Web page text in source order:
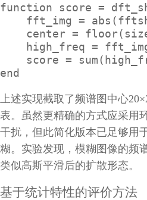
function score =
fft_img =
center =
high_freq =
score =
end
上述实现截取了频谱图中心
表。虽然更精确的方式应采用
干扰，但此简化版本已足够用
糊。实验发现，模糊图像的频
类似高斯平滑后的扩散形态。
基于统计特性的评价方法